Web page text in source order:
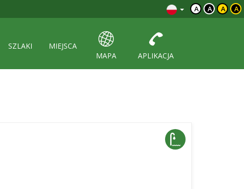
A A A A
SZLAKI
MIEJSCA
MAPA
APLIKACJA